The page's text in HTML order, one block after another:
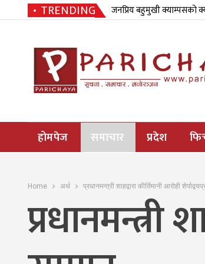
TRENDING जनप्रिय बहुमुखी क्याम्पसको
होमपेज समाचार प्रदेश
Home अर्थ प्रधानमन्त्री शाहद्वारा कीर्तिमानी आरोही
प्रधानमन्त्री